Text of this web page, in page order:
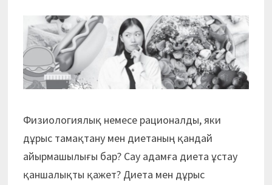
Физиологиялық немесе рационалды, яки
дұрыс тамақтану мен диетаның қандай
айырмашылығы бар? Сау адамға диета ұстау
қаншалықты қажет? Диета мен дұрыс